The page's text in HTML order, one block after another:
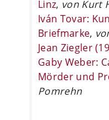
Linz, von Kurt
Iván Tovar:
Briefmarke,
Jean Ziegler
Gaby Weber:
Mörder und
Pomrehn